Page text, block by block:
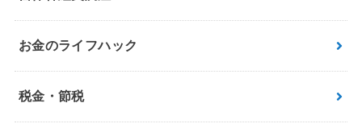
お金のライフハック
税金・節税